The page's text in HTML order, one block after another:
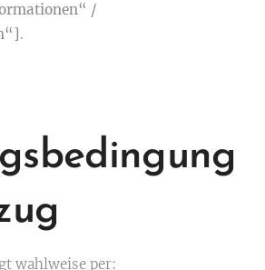
/
.
wahlweise per: